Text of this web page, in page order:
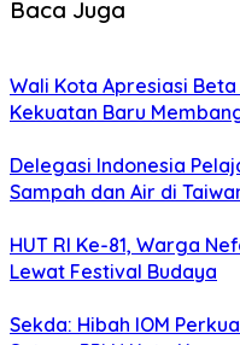
Baca Juga
Wali Kota Apresiasi
Kekuatan Baru
Delegasi Indonesia
Sampah dan Air di
HUT RI Ke-81, Warga
Lewat Festival Budaya
Sekda: Hibah IOM